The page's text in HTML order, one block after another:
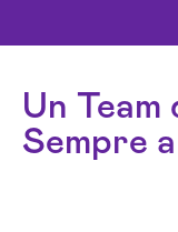
Un
Sempre